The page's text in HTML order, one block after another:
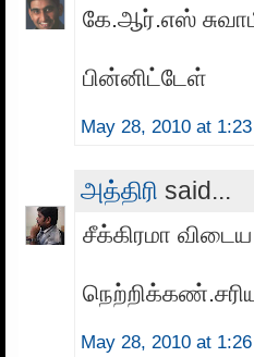
கே.ஆர்.எஸ்
பின்னிட்டேள்
May 28, 2010 at 1:23
அத்திரி said...
சீக்கிரமா
May 28, 2010 at 1:26